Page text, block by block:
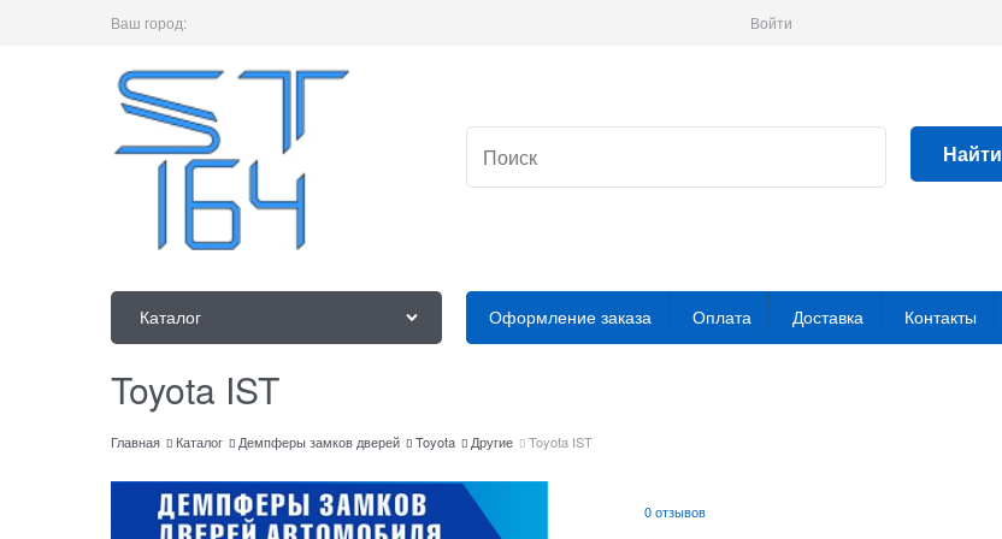
Ваш город: Войти
Найти
Каталог Оформление заказа Оплата Доставка Контакты
Toyota IST
Главная Каталог Демпферы замков дверей Toyota Другие Toyota IST
0 отзывов